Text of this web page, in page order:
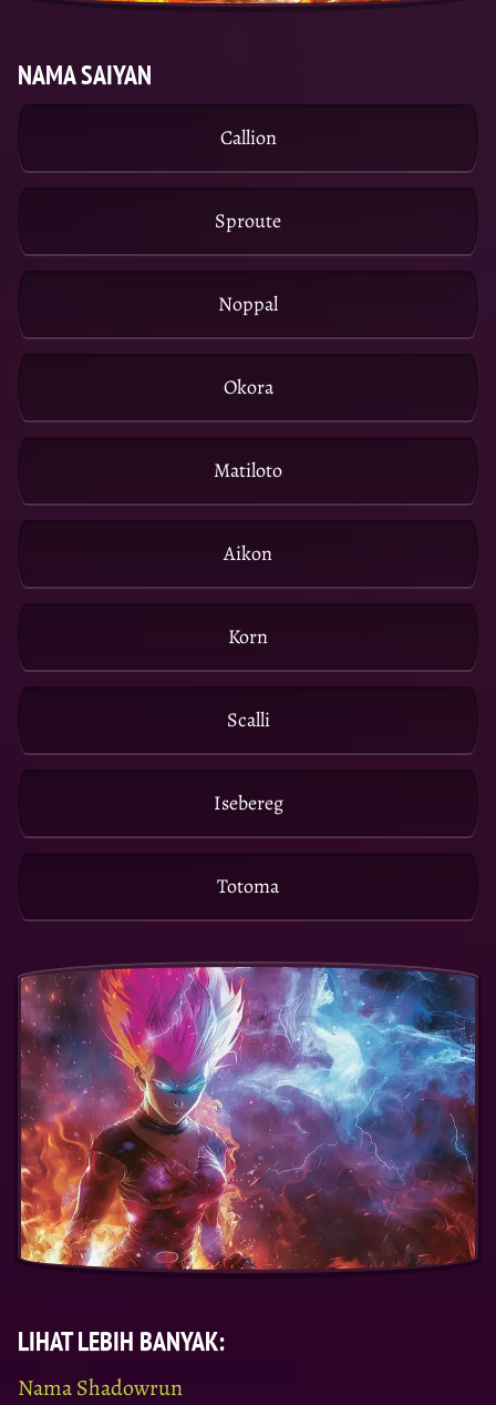
NAMA SAIYAN
Callion
Sproute
Noppal
Okora
Matiloto
Aikon
Korn
Scalli
Isebereg
Totoma
LIHAT LEBIH BANYAK:
Nama Shadowrun